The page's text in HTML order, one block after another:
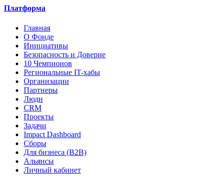
Платформа
Главная
О Фонде
Инициативы
Безопасность и Доверие
10 Чемпионов
Региональные IT-хабы
Организации
Партнеры
Люди
CRM
Проекты
Задачи
Impact Dashboard
Сборы
Для бизнеса (B2B)
Альянсы
Личный кабинет